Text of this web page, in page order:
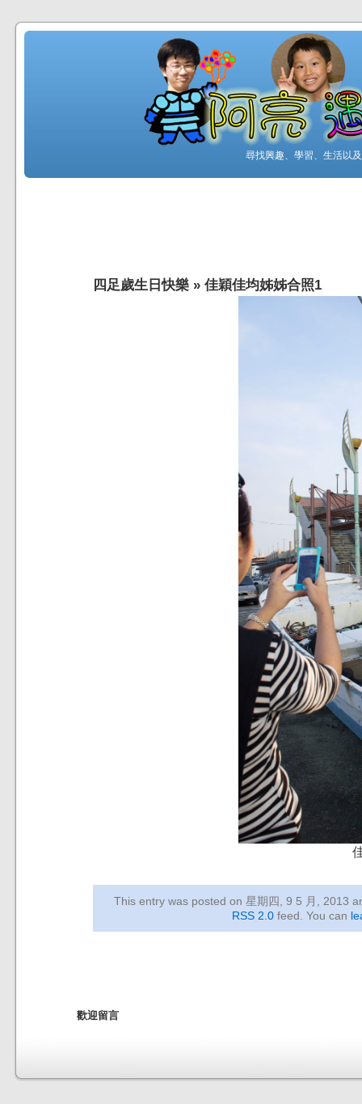
尋找興趣、學習、生活以
四足歲生日快樂 » 佳穎佳均姊姊合照1
This entry was posted on 星期四, 9 5 月, 2013
RSS 2.0feed. You can
歡迎留言